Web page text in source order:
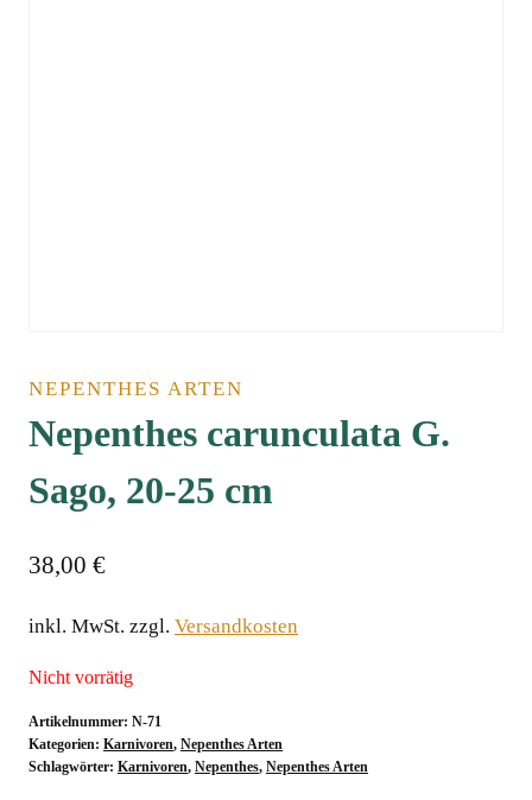
NEPENTHES ARTEN
Nepenthes carunculata G.
Sago, 20-25 cm
38,00 €
inkl. MwSt. zzgl. Versandkosten
Nicht vorrätig
Artikelnummer: N-71
Kategorien: Karnivoren, Nepenthes Arten
Schlagwörter: Karnivoren, Nepenthes, Nepenthes Arten